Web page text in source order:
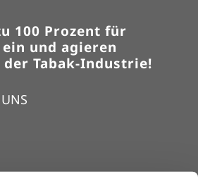
100 Prozent für
und agieren
Tabak-Industrie!